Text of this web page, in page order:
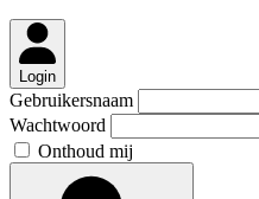
Login
Gebruikersnaam
Wachtwoord
Onthoud mij